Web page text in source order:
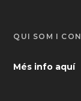
QUI SOM I
Més info aquí